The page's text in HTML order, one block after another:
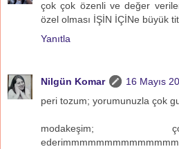
çok çok özenli ve değer
özel olması İŞİN İÇİNe büyük
Yanıtla
Nilgün Komar
16 Mayıs
peri tozum; yorumunuzla çok
modakeşim;